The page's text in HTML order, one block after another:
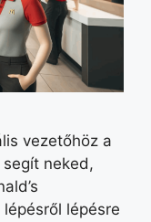
vezetőhöz a
neked,
lépésre